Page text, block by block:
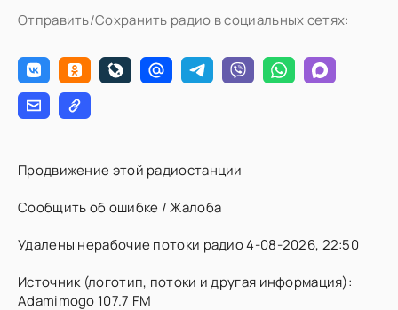
Отправить/Сохранить радио в социальных сетях:
Продвижение этой радиостанции
Сообщить об ошибке / Жалоба
Удалены нерабочие потоки радио 4-08-2026, 22:50
Источник (логотип, потоки и другая информация):
Adamimogo 107.7 FM